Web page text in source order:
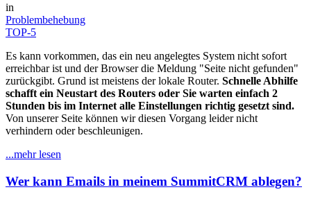
in
Problembehebung
TOP-5
Es kann vorkommen, das ein neu angelegtes System nicht sofort
erreichbar ist und der Browser die Meldung "Seite nicht gefunden"
zurückgibt. Grund ist meistens der lokale Router. Schnelle Abhilfe
schafft ein Neustart des Routers oder Sie warten einfach 2
Stunden bis im Internet alle Einstellungen richtig gesetzt sind.
Von unserer Seite können wir diesen Vorgang leider nicht
verhindern oder beschleunigen.
...mehr lesen
Wer kann Emails in meinem SummitCRM ablegen?